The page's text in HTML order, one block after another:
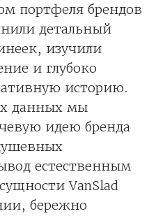
портфеля брендов
детальный
изучили
и глубоко
историю.
данных мы
идею бренда
естественным
VanSlad
бережно